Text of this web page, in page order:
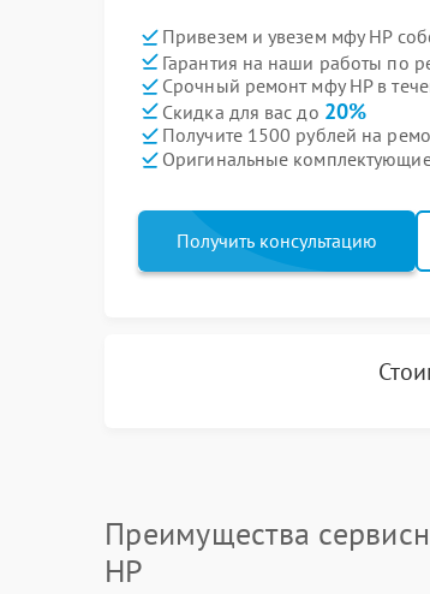
Привезем и увезем мфу HP
Гарантия на наши работы по
Срочный ремонт мфу HP в
Скидка для вас до 20%
Получите 1500 рублей на
Оригинальные
Получить консультацию
Преимущества
HP